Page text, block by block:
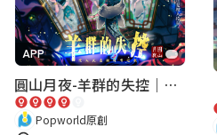
APP
圓山月夜-羊群的失控｜圓山飯店 ARG實境解謎遊戲
Popworld原創